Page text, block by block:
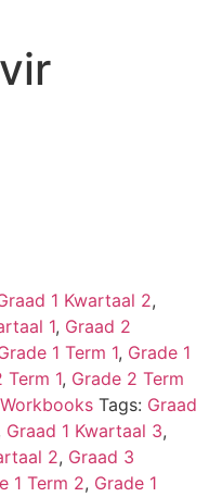
1 Kwartaal 2,
1, Graad 2
1 Term 1, Grade 1
Term 1, Grade 2 Term
Tags: Graad
Graad 1 Kwartaal 3,
2, Graad 3
1 Term 2, Grade 1